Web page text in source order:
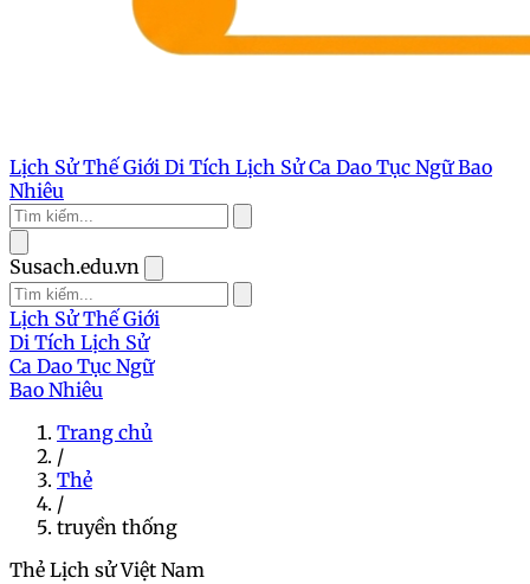
Lịch Sử Thế Giới Di Tích Lịch SửCa Dao Tục NgữBao
Nhiêu
Susach.edu.vn
Lịch Sử Thế Giới
Di Tích Lịch Sử
Ca Dao Tục Ngữ
Bao Nhiêu
Trang chủ
/
Thẻ
/
truyền thống
Thẻ Lịch sử Việt Nam